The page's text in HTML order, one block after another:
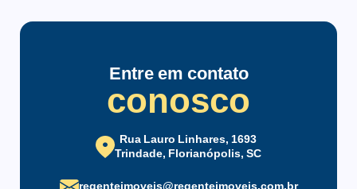
e iluminação natural.
distribuídos. O terreno é espaçoso, com árvores frutíferas,
oferecendo um ambiente agradável e contato com a natureza.
mais segurança e praticidade.
Entre em contato
conosco
Rua Lauro Linhares, 1693
Trindade, Florianópolis, SC